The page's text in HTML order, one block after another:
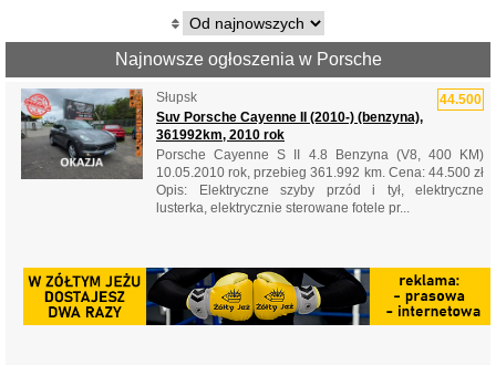
Najnowsze ogłoszenia w Porsche
44.500
Słupsk
Suv Porsche Cayenne II (2010-) (benzyna),
361992km, 2010 rok
Porsche Cayenne S II 4.8 Benzyna (V8, 400 KM)
10.05.2010 rok, przebieg 361.992 km. Cena: 44.500 zł
Opis: Elektryczne szyby przód i tył, elektryczne
lusterka, elektrycznie sterowane fotele pr...